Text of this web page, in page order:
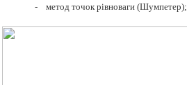
-
метод точок рівноваги (Шумпетер);